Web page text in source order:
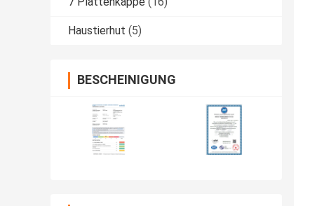
Haustierhut (5)
BESCHEINIGUNG